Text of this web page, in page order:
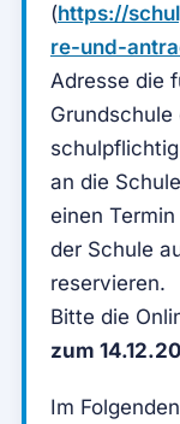
(https://
re-und-
Adresse die
an die
einen
der Schule
reservieren.
Bitte die
zum
Im